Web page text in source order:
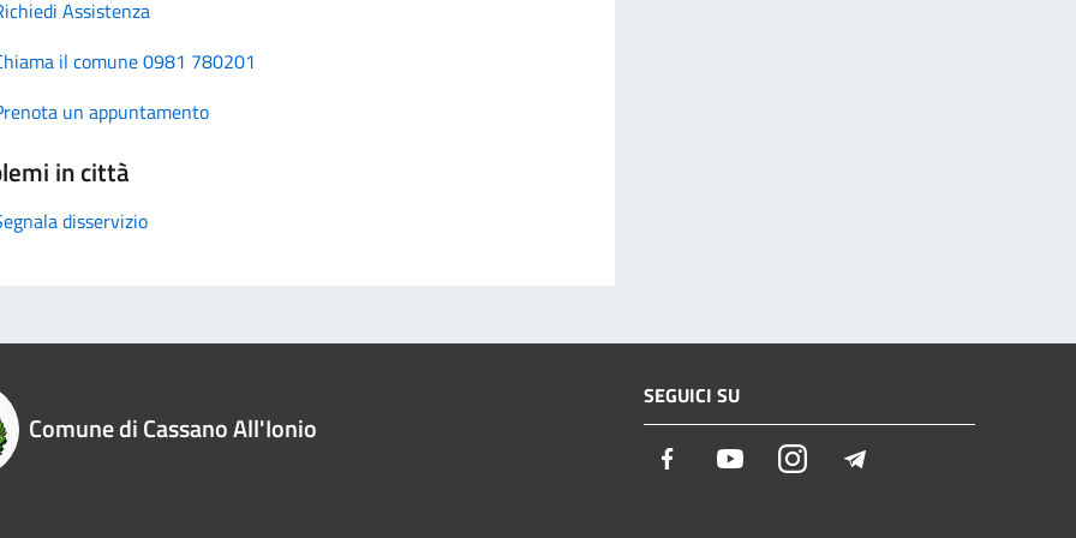
Assistenza
il comune 0981 780201
un appuntamento
in città
disservizio
Comune di Cassano All'Ionio
SEGUICI SU
Facebook YoutubeInstagram